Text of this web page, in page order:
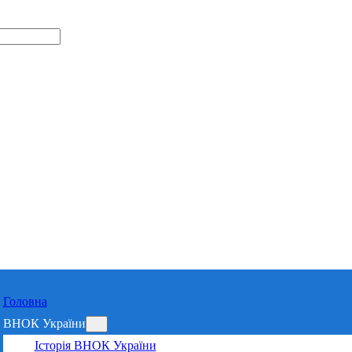
Головна
ВНОК України
Історія ВНОК України